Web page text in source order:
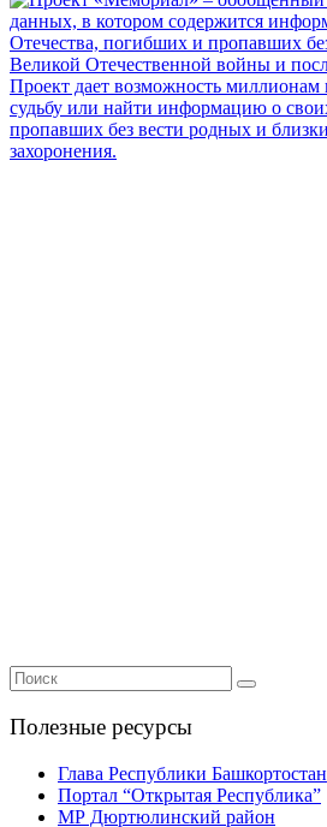
Полезные ресурсы
Глава Республики Башкортостан
Портал “Открытая Республика”
МР Дюртюлинский район